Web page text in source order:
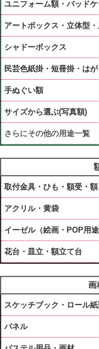
ユニフォーム額・バッドケ
アートボックス・立体型
シャドーボックス
民芸色紙掛・短冊掛・は
手ぬぐい額
サイズから選ぶ(写真額)
さらにその他の用途一覧
取付金具・ひも・額受・
アクリル・黄袋
イーゼル（絵画・POP用途
花台・皿立・額立て台
画
スケッチブック・ロール
パネル